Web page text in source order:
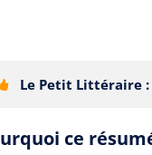
Le Petit Littéraire :
ce